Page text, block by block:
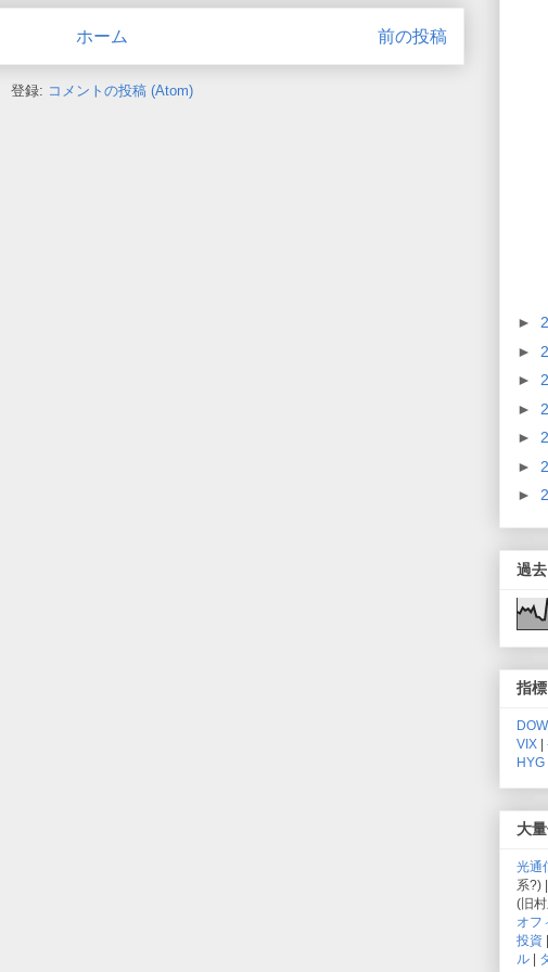
前の投稿
ホーム
登録: コメントの投稿 (Atom)
►
►
►
►
►
►
►
過
指
VIX |
HYG
大
光通
系?) |
(旧村
オフ
投資
ル